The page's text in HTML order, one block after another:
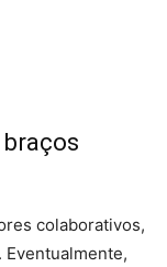
colaborativos,